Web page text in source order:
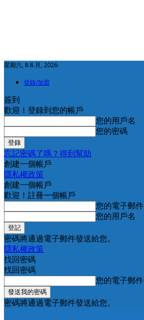
星期六, 8 8 月, 2026
登錄/加盟
簽到
歡迎！登錄到您的帳戶
您的用戶名
您的密碼
忘記密碼了嗎？得到幫助
創建一個帳戶
隱私權政策
創建一個帳戶
歡迎！註冊一個帳戶
您的電子郵件
您的用戶名
密碼將通過電子郵件發送給您。
隱私權政策
找回密碼
找回密碼
您的電子郵件
密碼將通過電子郵件發送給您。